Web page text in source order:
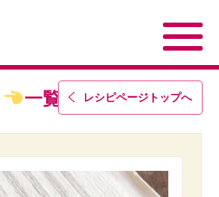
一覧 レシピページトップへ